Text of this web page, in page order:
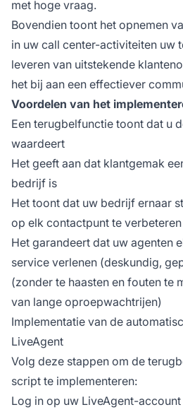
met hoge vraag.
Bovendien toont het opnemen
in uw call center-activiteiten uw
leveren van uitstekende
het bij aan een effectiever
Voordelen van het
Een terugbelfunctie toont dat u
waardeert
Het geeft aan dat klantgemak
bedrijf is
Het toont dat uw bedrijf ernaar
op elk contactpunt te verbeteren
Het garandeert dat uw agenten
service verlenen (deskundig,
(zonder te haasten en fouten te
van lange oproepwachtrijen)
Implementatie van de
LiveAgent
Volg deze stappen om de
script te implementeren:
Log in op uw LiveAgent-account